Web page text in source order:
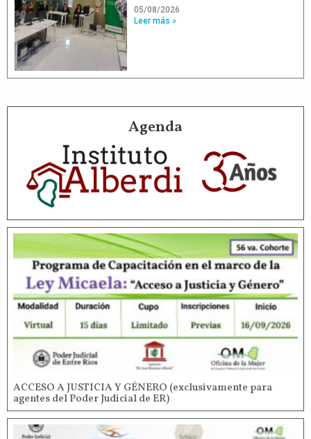
05/08/2026
Leer más »
Agenda
ACCESO A JUSTICIA Y GÉNERO (exclusivamente para
agentes del Poder Judicial de ER)